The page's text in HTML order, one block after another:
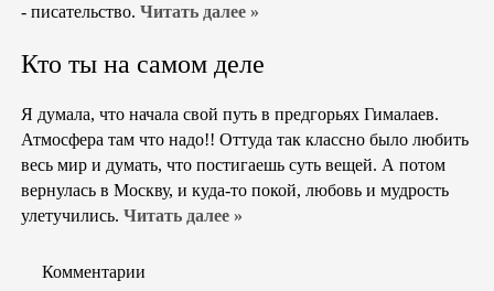
- писательство. Читать далее »
Кто ты на самом деле
Я думала, что начала свой путь в предгорьях Гималаев.
Атмосфера там что надо!! Оттуда так классно было любить
весь мир и думать, что постигаешь суть вещей. А потом
вернулась в Москву, и куда-то покой, любовь и мудрость
улетучились. Читать далее »
Комментарии